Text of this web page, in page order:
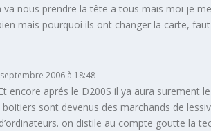
va nous prendre la tête a tous mais moi je
mais pourquoi ils ont changer la carte,
2006 à 18:48
encore aprés le D200S il ya aura surement
sont devenus des marchands de
on distile au compte goutte la